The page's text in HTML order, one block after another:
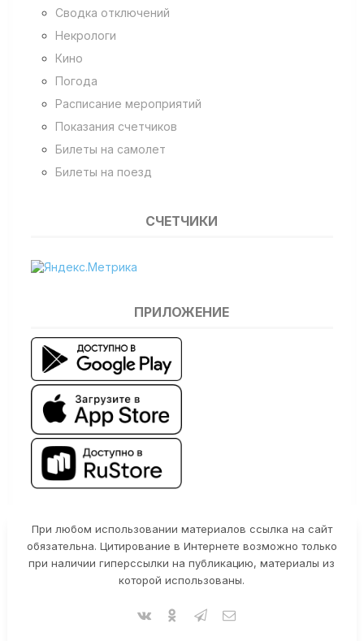
Сводка отключений
Некрологи
Кино
Погода
Расписание мероприятий
Показания счетчиков
Билеты на самолет
Билеты на поезд
СЧЕТЧИКИ
ПРИЛОЖЕНИЕ
При любом использовании материалов ссылка на сайт
обязательна. Цитирование в Интернете возможно только
при наличии гиперссылки на публикацию, материалы из
которой использованы.